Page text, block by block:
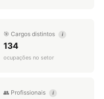
🎯 Cargos distintos i
134
ocupações no setor
👥 Profissionais i